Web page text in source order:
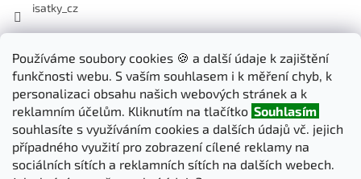
Používáme soubory cookies 🍪 a další údaje k zajištění
funkčnosti webu. S vaším souhlasem i k měření chyb, k
personalizaci obsahu našich webových stránek a k
reklamním účelům. Kliknutím na tlačítko Souhlasím
souhlasíte s využíváním cookies a dalších údajů vč. jejich
případného využití pro zobrazení cílené reklamy na
sociálních sítích a reklamních sítích na dalších webech.
isatky_cz
Odebírat newsletter
Vložte svůj e-mail a my vám budeme zasílat informace o nových
produktech na našem e-shopu.
E-mail